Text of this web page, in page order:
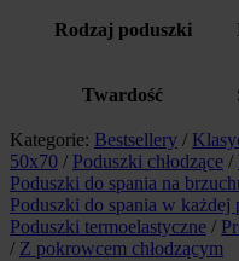
Rodzaj poduszki
Twardość
Kategorie: Bestsellery /
50x70 / Poduszki chłodzące /
Poduszki do spania na
Poduszki do spania w każdej
Poduszki termoelastyczne /
/ Z pokrowcem chłodzącym